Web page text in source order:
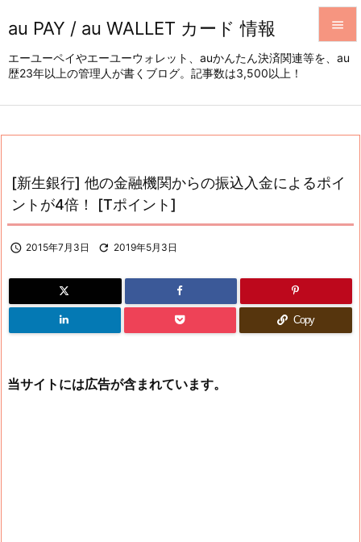
au PAY / au WALLET カード 情報
エーユーペイやエーユーウォレット、auかんたん決済関連等を、au
歴23年以上の管理人が書くブログ。記事数は3,500以上！





[新生銀行] 他の金融機関からの振込入金によるポイ
ントが4倍！ [Tポイント]
 2015年7月3日  2019年5月3日
Copy
当サイトには広告が含まれています。